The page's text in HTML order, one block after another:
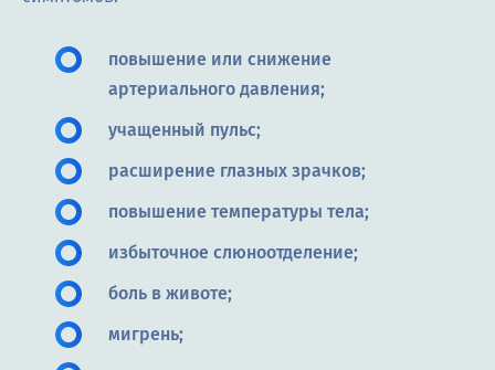
повышение или снижение
артериального давления;
учащенный пульс;
расширение глазных зрачков;
повышение температуры тела;
избыточное слюноотделение;
боль в животе;
мигрень;